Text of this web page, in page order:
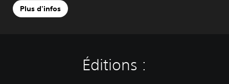
Plus d'infos
Éditions :